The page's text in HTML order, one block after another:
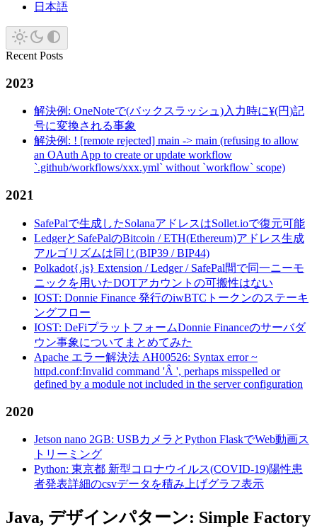
日本語
Recent Posts
2023
解決例: OneNoteで(バックスラッシュ)入力時に¥(円)記
号に変換される事象
解決例: ! [remote rejected] main -> main (refusing to allow
an OAuth App to create or update workflow
`.github/workflows/xxx.yml` without `workflow` scope)
2021
SafePalで生成したSolanaアドレスはSollet.ioで復元可能
LedgerとSafePalのBitcoin / ETH(Ethereum)アドレス生成
アルゴリズムは同じ(BIP39 / BIP44)
Polkadot{.js} Extension / Ledger / SafePal間で同一ニーモ
ニックを用いたDOTアカウントの可搬性はない
IOST: Donnie Finance 発行のiwBTCトークンのステーキ
ングフロー
IOST: DeFiプラットフォームDonnie Financeのサーバダ
ウン事象についてまとめてみた
Apache エラー解決法 AH00526: Syntax error ~
httpd.conf:Invalid command 'Â ', perhaps misspelled or
defined by a module not included in the server configuration
2020
Jetson nano 2GB: USBカメラとPython FlaskでWeb動画ス
トリーミング
Python: 東京都 新型コロナウイルス(COVID-19)陽性患
者発表詳細のcsvデータを積み上げグラフ表示
Java, デザインパターン: Simple Factory